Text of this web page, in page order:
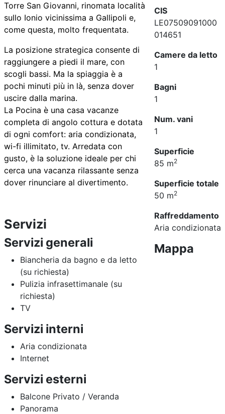
Torre San Giovanni, rinomata località
sullo Ionio vicinissima a Gallipoli e,
come questa, molto frequentata.
La posizione strategica consente di
raggiungere a piedi il mare, con
scogli bassi. Ma la spiaggia è a
pochi minuti più in là, senza dover
uscire dalla marina.
La Pocina è una casa vacanze
completa di angolo cottura e dotata
di ogni comfort: aria condizionata,
wi-fi illimitato, tv. Arredata con
gusto, è la soluzione ideale per chi
cerca una vacanza rilassante senza
dover rinunciare al divertimento.
Servizi
Servizi generali
Biancheria da bagno e da letto
(su richiesta)
Pulizia infrasettimanale (su
richiesta)
TV
Servizi interni
Aria condizionata
Internet
Servizi esterni
Balcone Privato / Veranda
Panorama
CIS
LE07509091000
014651
Camere da letto
1
Bagni
1
Num. vani
1
Superficie
85 m2
Superficie totale
50 m2
Raffreddamento
Aria condizionata
Mappa